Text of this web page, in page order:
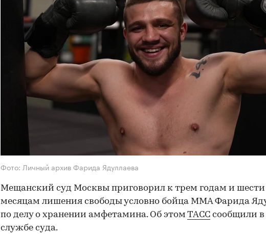
Фото: Личный архив Фарида Ядуллаева
Мещанский суд Москвы приговорил к трем годам и шести
месяцам лишения свободы условно бойца ММА Фарида
по делу о хранении амфетамина. Об этом ТАСС сообщили в
службе суда.